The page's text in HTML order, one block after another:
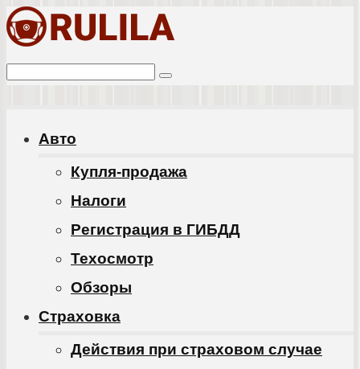
Перейти
контенту
Поиск:
Авто
Купля-продажа
Налоги
Регистрация в ГИБДД
Техосмотр
Обзоры
Cтраховка
Действия при страховом случае